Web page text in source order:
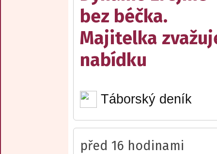
bez béčka.
Majitelka
nabídku
Táborský deník
před 16 hodinami